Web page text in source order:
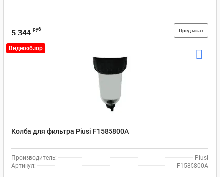
5 344 руб Предзаказ
Видеообзор
Колба для фильтра Piusi F1585800A
Производитель:
Piusi
Артикул:
F1585800A